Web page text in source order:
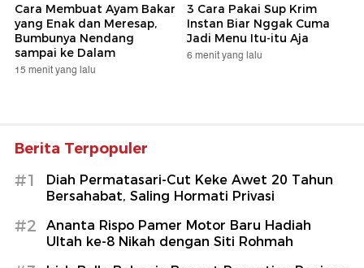
Cara Membuat Ayam Bakar
yang Enak dan Meresap,
Bumbunya Nendang
sampai ke Dalam
15 menit yang lalu
3 Cara Pakai Sup Krim
Instan Biar Nggak Cuma
Jadi Menu Itu-itu Aja
6 menit yang lalu
Berita Terpopuler
#1
Diah Permatasari-Cut Keke Awet 20 Tahun
Bersahabat, Saling Hormati Privasi
#2
Ananta Rispo Pamer Motor Baru Hadiah
Ultah ke-8 Nikah dengan Siti Rohmah